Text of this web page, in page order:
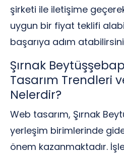
şirketi ile iletişime
uygun bir fiyat teklifi
başarıya adım
Şırnak
Tasarım Trendleri
Nelerdir?
Web tasarım, Şırnak
yerleşim birimlerinde
önem kazanmaktadır.